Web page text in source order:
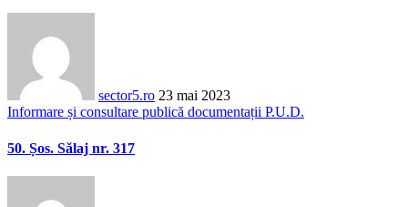
sector5.ro 23 mai 2023
Informare și consultare publică documentații P.U.D.
50. Șos. Sălaj nr. 317